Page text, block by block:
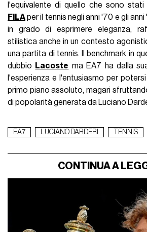
l'equivalente di quello che sono stati
FILAper il tennis negli anni '70 e gli
in grado di esprimere eleganza,
stilistica anche in un contesto
una partita di tennis. Il benchmark in
dubbio
Lacoste ma EA7 ha dalla
l'esperienza e l'entusiasmo per
primo piano assoluto, magari
di popolarità generata da Luciano
EA7 LUCIANO DARDERI TENNIS
CONTINUA A